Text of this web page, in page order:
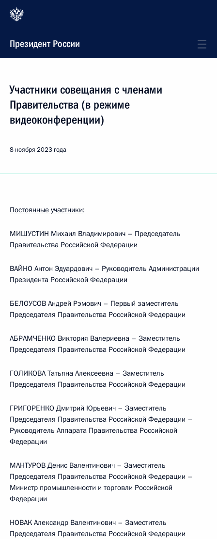
Президент России
Участники совещания с членами
Правительства (в режиме
видеоконференции)
8 ноября 2023 года
Постоянные участники:
МИШУСТИН Михаил Владимирович – Председатель
Правительства Российской Федерации
ВАЙНО Антон Эдуардович – Руководитель Администрации
Президента Российской Федерации
БЕЛОУСОВ Андрей Рэмович – Первый заместитель
Председателя Правительства Российской Федерации
АБРАМЧЕНКО Виктория Валериевна – Заместитель
Председателя Правительства Российской Федерации
ГОЛИКОВА Татьяна Алексеевна – Заместитель
Председателя Правительства Российской Федерации
ГРИГОРЕНКО Дмитрий Юрьевич – Заместитель
Председателя Правительства Российской Федерации –
Руководитель Аппарата Правительства Российской
Федерации
МАНТУРОВ Денис Валентинович – Заместитель
Председателя Правительства Российской Федерации –
Министр промышленности и торговли Российской
Федерации
НОВАК Александр Валентинович – Заместитель
Председателя Правительства Российской Федерации